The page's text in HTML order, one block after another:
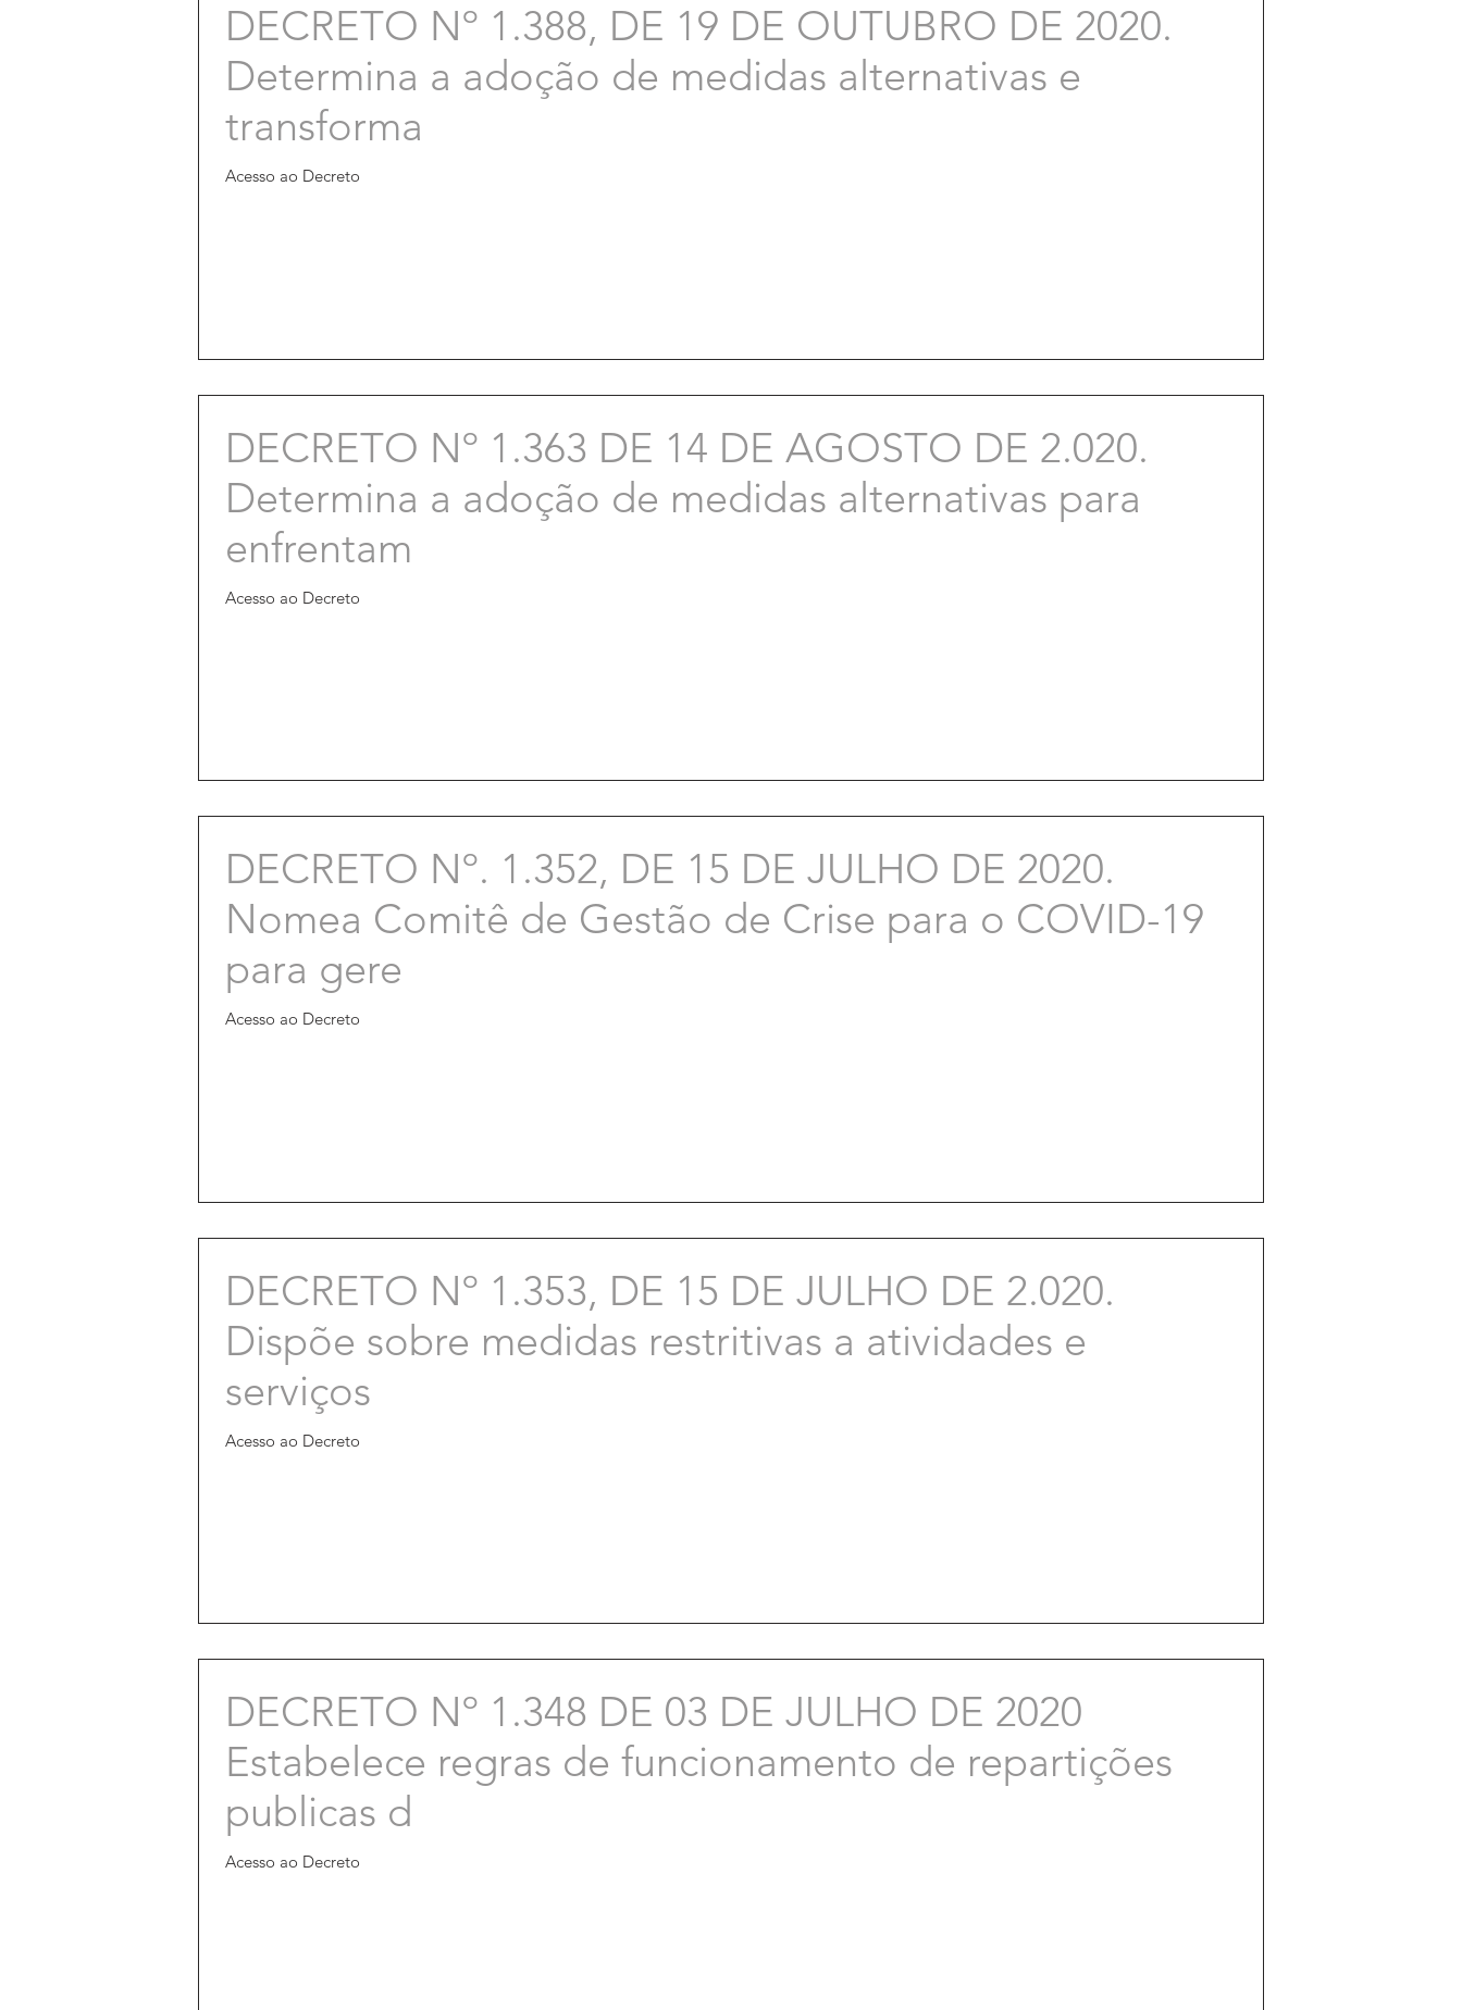
DECRETO Nº 1.388, DE 19 DE OUTUBRO DE 2020.
Determina a adoção de medidas alternativas e
transforma
Acesso ao Decreto
DECRETO Nº 1.363 DE 14 DE AGOSTO DE 2.020.
Determina a adoção de medidas alternativas para
enfrentam
Acesso ao Decreto
DECRETO Nº. 1.352, DE 15 DE JULHO DE 2020.
Nomea Comitê de Gestão de Crise para o COVID-19
para gere
Acesso ao Decreto
DECRETO Nº 1.353, DE 15 DE JULHO DE 2.020.
Dispõe sobre medidas restritivas a atividades e
serviços
Acesso ao Decreto
DECRETO Nº 1.348 DE 03 DE JULHO DE 2020
Estabelece regras de funcionamento de repartições
publicas d
Acesso ao Decreto